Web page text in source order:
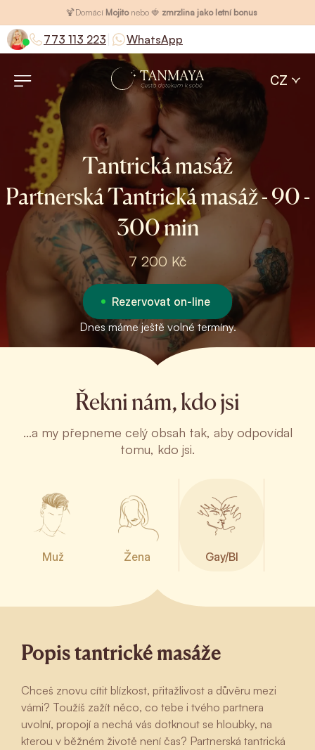
🍹Domácí Mojitonebo 🍓 zmrzlina jako letní bonus
773 113 223 WhatsApp
CZ
Tantrická masáž
Partnerská Tantrická masáž - 90 -
300 min
7 200 Kč
Rezervovat on-line
Dnes máme ještě volné termíny.
Řekni nám, kdo jsi
...a my přepneme celý obsah tak, aby odpovídal
tomu, kdo jsi.
Muž Žena Gay/BI
Popis tantrické masáže
Chceš znovu cítit blízkost, přitažlivost a důvěru mezi
vámi? Toužíš zažít něco, co tebe i tvého partnera
uvolní, propojí a nechá vás dotknout se hloubky, na
kterou v běžném životě není čas? Partnerská tantrická